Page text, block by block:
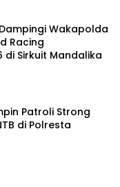
Wakapolda
Racing
di Sirkuit Mandalika
Patroli Strong
di Polresta